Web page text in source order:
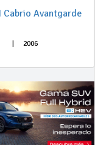
Cabrio Avantgarde
2006